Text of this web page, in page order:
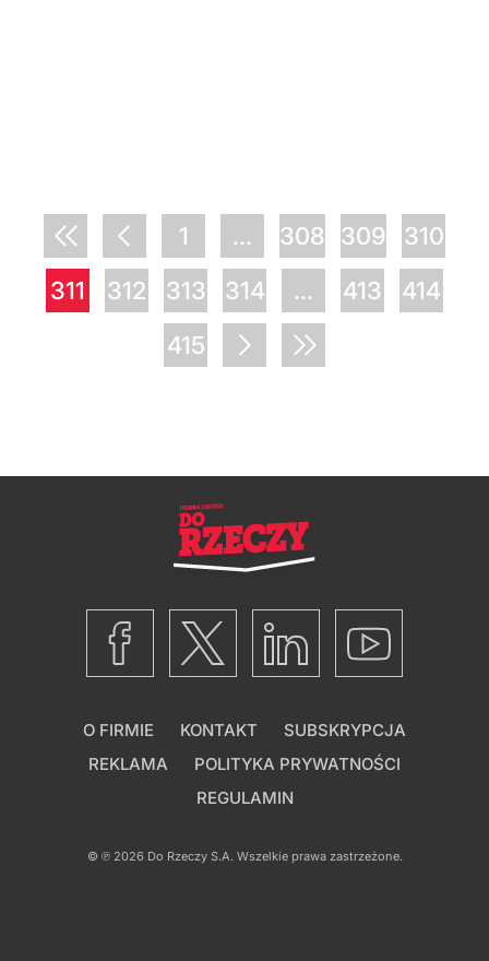
1 ... 308 309
310
311
312 313 314 ... 413
414
415
O FIRMIE KONTAKT
SUBSKRYPCJA
REKLAMA
POLITYKA PRYWATNOŚCI
REGULAMIN
© ℗ 2026 Do Rzeczy S.A.Wszelkie prawa zastrzeżone.